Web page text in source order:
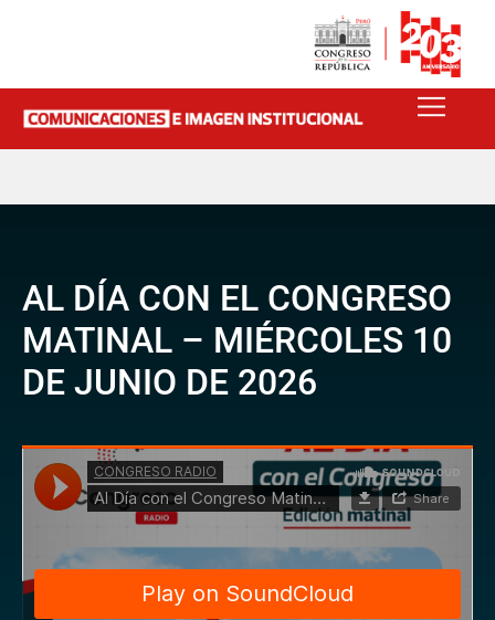
AL DÍA CON EL CONGRESO
MATINAL – MIÉRCOLES 10
DE JUNIO DE 2026